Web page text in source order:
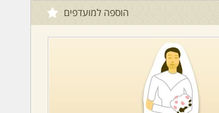
הוספה למועדפים